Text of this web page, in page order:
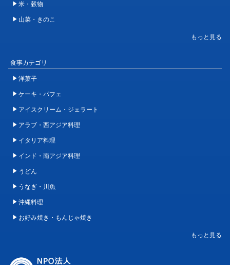
米・穀物
山菜・きのこ
食事カテゴリ
洋菓子
ケーキ・パフェ
アイスクリーム・ジェラート
アラブ・西アジア料理
イタリア料理
インド・南アジア料理
うどん
うなぎ・川魚
沖縄料理
お好み焼き・もんじゃ焼き